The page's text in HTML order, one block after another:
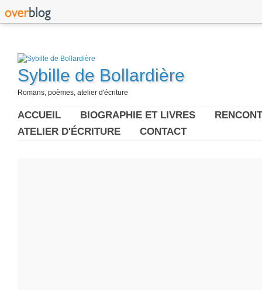
Sybille de Bollardière
Romans, poèmes, atelier d'écriture
ACCUEIL BIOGRAPHIE ET LIVRES
ATELIER D'ÉCRITURE
CONTACT